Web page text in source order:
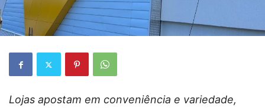
Lojas apostam em conveniência e variedade,